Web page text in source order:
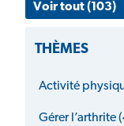
Voir tout (103)
THÈMES
Activité
Gérer l’arthrite